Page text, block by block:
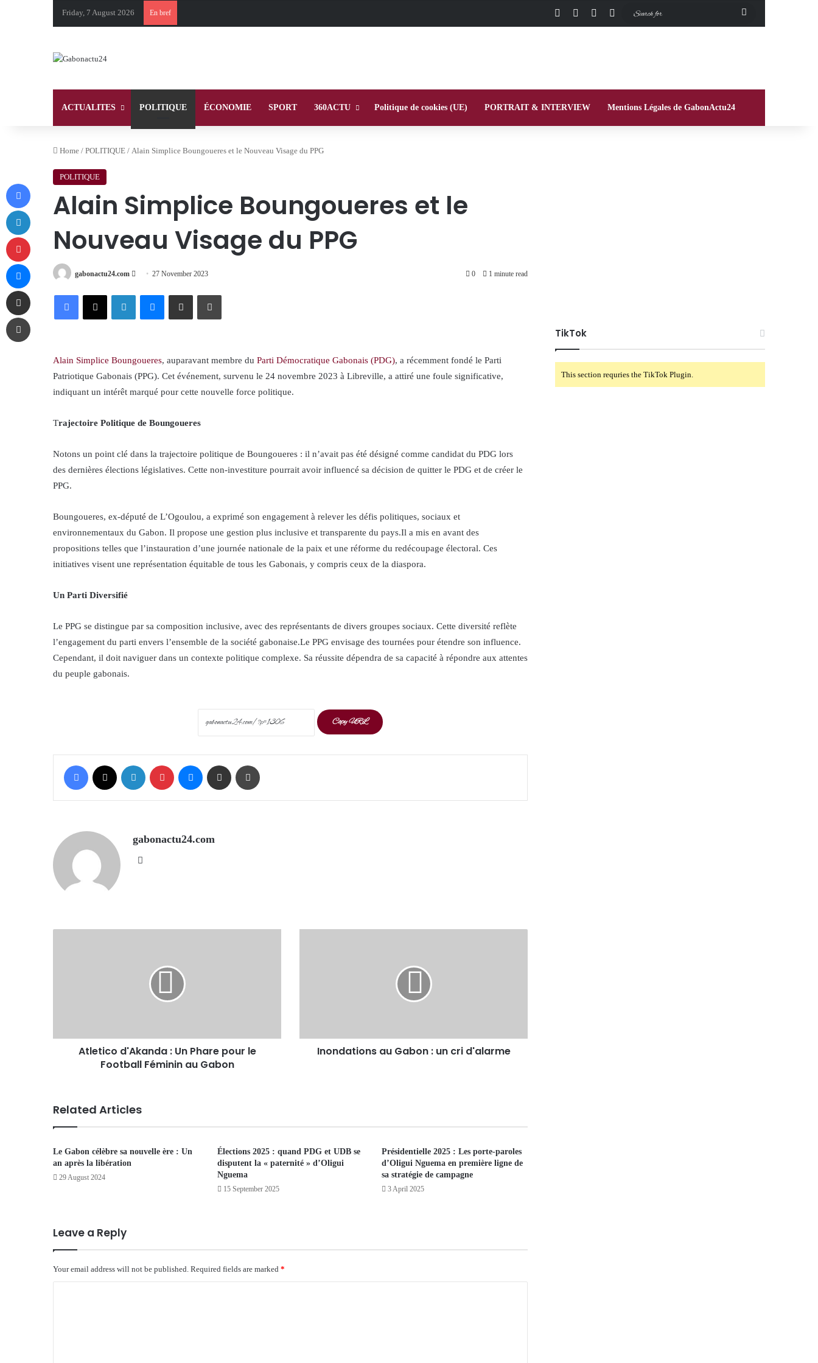
Friday, 7 August 2026 En bref Facebook InstagramSwitch skin
ACTUALITES POLITIQUE ÉCONOMIE SPORT 360ACTU Politique de cookies (UE) PORTRAIT & INTERVIEW Mentions Légales de GabonActu24
Home / POLITIQUE / Alain Simplice Boungoueres et le Nouveau Visage du PPG
POLITIQUE
Alain Simplice Boungoueres et le
Nouveau Visage du PPG
gabonactu24.com
Send 27 November 2023 0 1 minute read
FacebookX LinkedInMessengerShare via Email Print
Alain Simplice Boungoueres, auparavant membre du Parti Démocratique Gabonais (PDG), a récemment fondé le Parti
Patriotique Gabonais (PPG). Cet événement, survenu le 24 novembre 2023 à Libreville, a attiré une foule significative,
indiquant un intérêt marqué pour cette nouvelle force politique.
Trajectoire Politique de Boungoueres
Notons un point clé dans la trajectoire politique de Boungoueres : il n’avait pas été désigné comme candidat du PDG lors
des dernières élections législatives. Cette non-investiture pourrait avoir influencé sa décision de quitter le PDG et de créer le
PPG.
Boungoueres, ex-député de L’Ogoulou, a exprimé son engagement à relever les défis politiques, sociaux et
environnementaux du Gabon. Il propose une gestion plus inclusive et transparente du pays.Il a mis en avant des
propositions telles que l’instauration d’une journée nationale de la paix et une réforme du redécoupage électoral. Ces
initiatives visent une représentation équitable de tous les Gabonais, y compris ceux de la diaspora.
Un Parti Diversifié
Le PPG se distingue par sa composition inclusive, avec des représentants de divers groupes sociaux. Cette diversité reflète
l’engagement du parti envers l’ensemble de la société gabonaise.Le PPG envisage des tournées pour étendre son influence.
Cependant, il doit naviguer dans un contexte politique complexe. Sa réussite dépendra de sa capacité à répondre aux attentes
du peuple gabonais.
Copy URL
Facebook LinkedIn Pinterest Messenger Share via Email
gabonactu24.com
Atletico d'Akanda : Un Phare pour le
Football Féminin au Gabon
Inondations au Gabon : un cri d'alarme
Related Articles
Le Gabon célèbre sa nouvelle ère : Un
an après la libération
29 August 2024
Élections 2025 : quand PDG et UDB se
disputent la « paternité » d’Oligui
Nguema
15 September 2025
Présidentielle 2025 : Les porte-paroles
d’Oligui Nguema en première ligne de
sa stratégie de campagne
3 April 2025
Leave a Reply
Your email address will not be published. Required fields are marked *
TikTok
This section requries the TikTok Plugin.
Facebook
LinkedIn
Pinterest
Messenger